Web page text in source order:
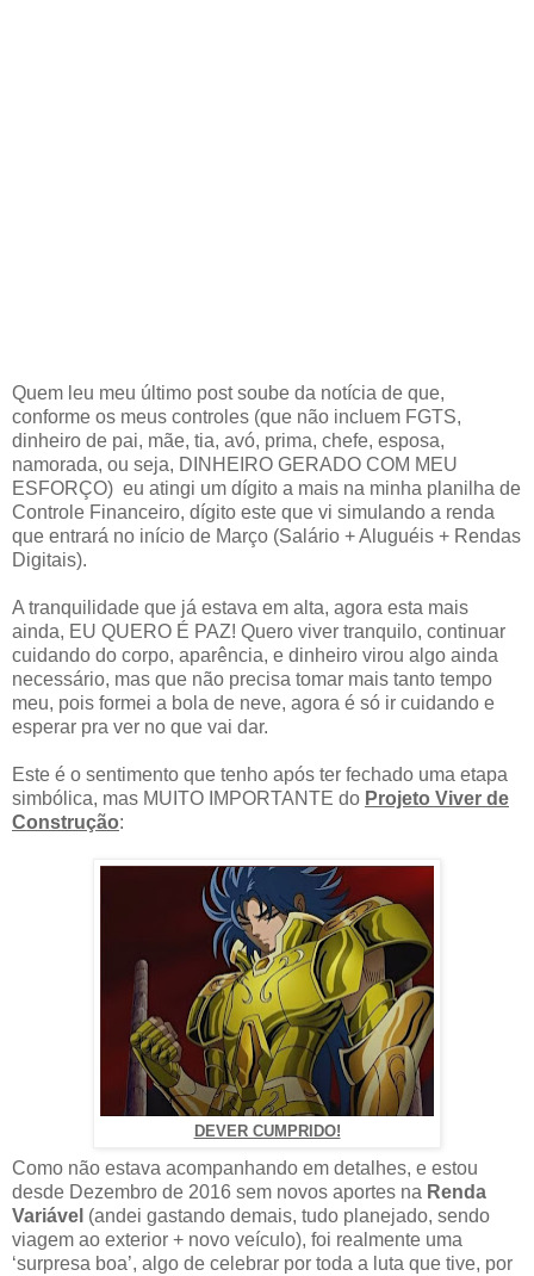
Quem leu meu último post soube da notícia de que,
conforme os meus controles (que não incluem FGTS,
dinheiro de pai, mãe, tia, avó, prima, chefe, esposa,
namorada, ou seja, DINHEIRO GERADO COM MEU
ESFORÇO) eu atingi um dígito a mais na minha planilha de
Controle Financeiro, dígito este que vi simulando a renda
que entrará no início de Março (Salário + Aluguéis + Rendas
Digitais).
A tranquilidade que já estava em alta, agora esta mais
ainda, EU QUERO É PAZ! Quero viver tranquilo, continuar
cuidando do corpo, aparência, e dinheiro virou algo ainda
necessário, mas que não precisa tomar mais tanto tempo
meu, pois formei a bola de neve, agora é só ir cuidando e
esperar pra ver no que vai dar.
Este é o sentimento que tenho após ter fechado uma etapa
simbólica, mas MUITO IMPORTANTE do Projeto Viver de
Construção:
DEVER CUMPRIDO!
Como não estava acompanhando em detalhes, e estou
desde Dezembro de 2016 sem novos aportes na Renda
Variável (andei gastando demais, tudo planejado, sendo
viagem ao exterior + novo veículo), foi realmente uma
‘surpresa boa’, algo de celebrar por toda a luta que tive, por